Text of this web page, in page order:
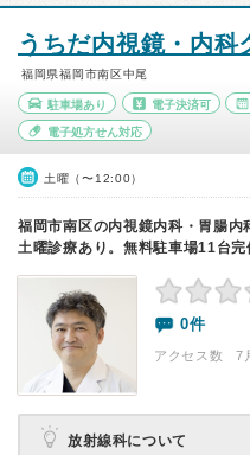
うちだ内視鏡・内科
福岡県福岡市南区中尾
駐車場あり 電子決済可
電子処方せん対応
土曜（〜12:00）
福岡市南区の内視鏡内科・胃腸内
土曜診療あり。無料駐車場11台完
0件
アクセス数 7
放射線科について